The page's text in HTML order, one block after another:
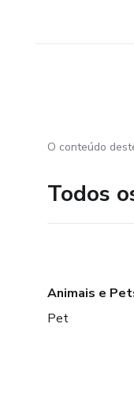
O conteúdo
Todos
Animais e
Pet